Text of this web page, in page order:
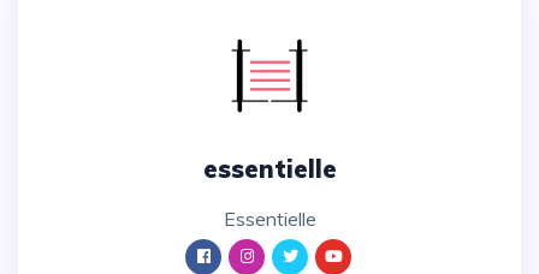
essentielle
essentielle